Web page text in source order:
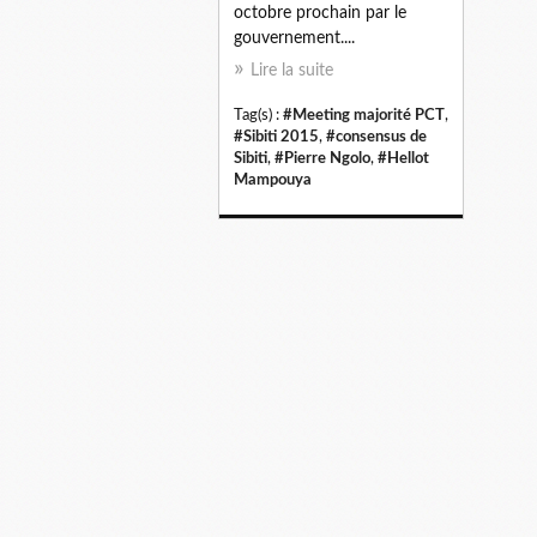
octobre prochain par le
gouvernement....
Lire la suite
Tag(s) : #Meeting majorité PCT,
#Sibiti 2015, #consensus de
Sibiti, #Pierre Ngolo, #Hellot
Mampouya